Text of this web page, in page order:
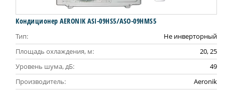
Кондиционер AERONIK ASI-09HS5/ASO-09HMS5
Тип:
Не инверторный
Площадь охлаждения, м:
20, 25
Уровень шума, дБ:
49
Производитель:
Aeronik